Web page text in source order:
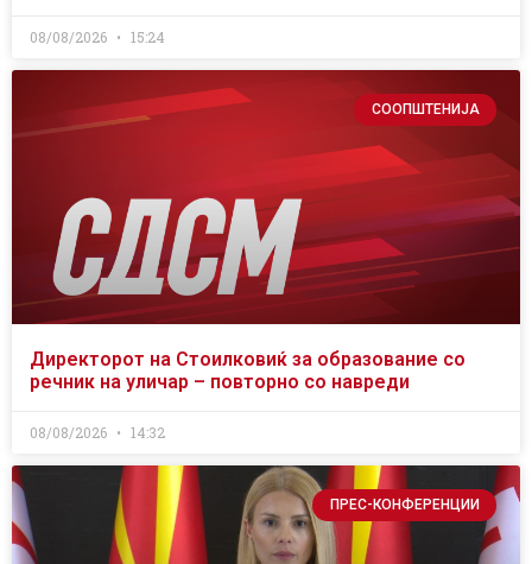
08/08/2026 15:24
СООПШТЕНИЈА
Директорот на Стоилковиќ за образование со
речник на уличар – повторно со навреди
08/08/2026 14:32
ПРЕС-КОНФЕРЕНЦИИ